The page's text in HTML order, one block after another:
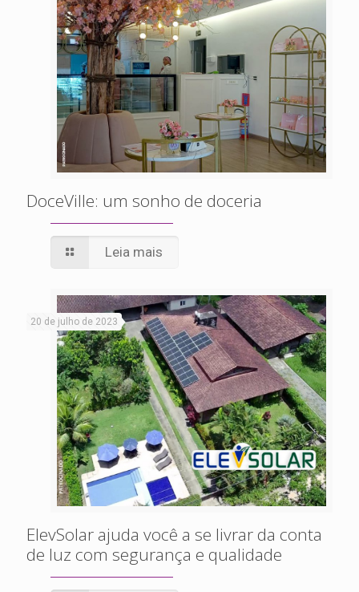
DoceVille: um sonho de doceria
Leia mais
20 de julho de 2023
ElevSolar ajuda você a se livrar da conta
de luz com segurança e qualidade